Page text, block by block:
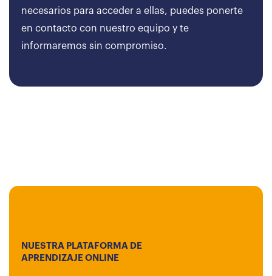
necesarios para acceder a ellas, puedes ponerte
en contacto con nuestro equipo y te
informaremos sin compromiso.
NUESTRA PLATAFORMA DE
APRENDIZAJE ONLINE